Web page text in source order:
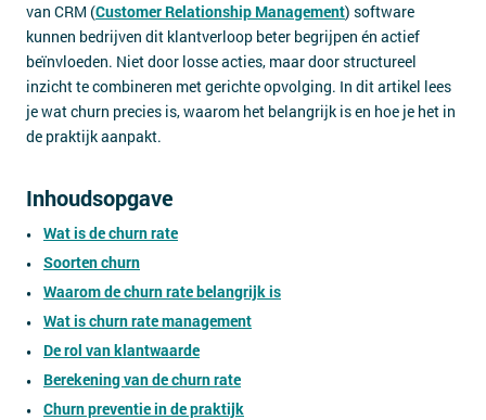
van CRM (Customer Relationship Management) software
kunnen bedrijven dit klantverloop beter begrijpen én actief
beïnvloeden. Niet door losse acties, maar door structureel
inzicht te combineren met gerichte opvolging. In dit artikel lees
je wat churn precies is, waarom het belangrijk is en hoe je het in
de praktijk aanpakt.
Inhoudsopgave
Wat is de churn rate
Soorten churn
Waarom de churn rate belangrijk is
Wat is churn rate management
De rol van klantwaarde
Berekening van de churn rate
Churn preventie in de praktijk